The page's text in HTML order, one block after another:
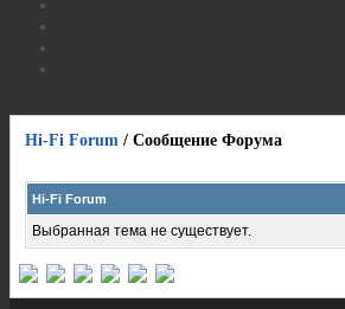
Hi-Fi Forum / Сообщение Форума
Hi-Fi Forum
Выбранная тема не существует.